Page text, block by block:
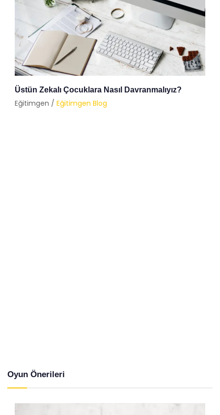
Üstün Zekalı Çocuklara Nasıl Davranmalıyız?
Eğitimgen / Eğitimgen Blog
Oyun Önerileri